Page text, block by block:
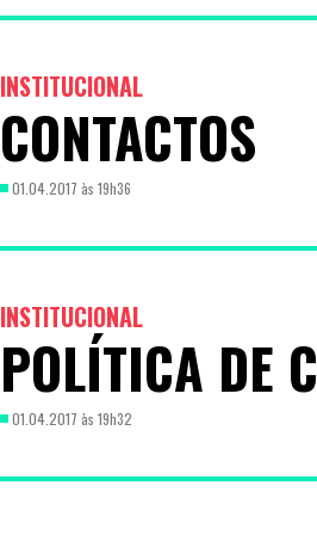
INSTITUCIONAL
CONTACTOS
01.04.2017 às 19h36
INSTITUCIONAL
POLÍTICA DE
01.04.2017 às 19h32